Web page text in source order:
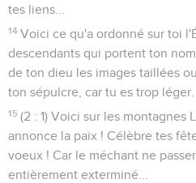
tes liens...
14 Voici ce qu'a ordonné sur toi
descendants qui portent ton
de ton dieu les images taillées
ton sépulcre, car tu es trop léger.
15 (2 : 1) Voici sur les montagnes
annonce la paix ! Célèbre tes
voeux ! Car le méchant ne
entièrement exterminé...